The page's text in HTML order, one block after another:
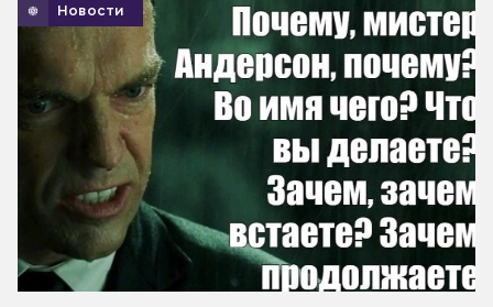
Новости